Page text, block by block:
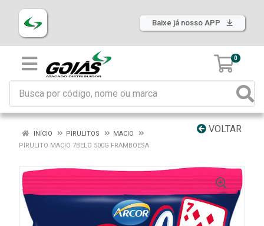
Baixe já nosso APP
0
VOLTAR
INÍCIO PIRULITOS
MACIO
PIRULITO MACIO 7BELO 500G FRAMBOESA